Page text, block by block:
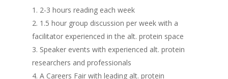
2-3 hours reading each week
1.5 hour group discussion per week with a
facilitator experienced in the alt. protein space
Speaker events with experienced alt. protein
researchers and professionals
A Careers Fair with leading alt. protein